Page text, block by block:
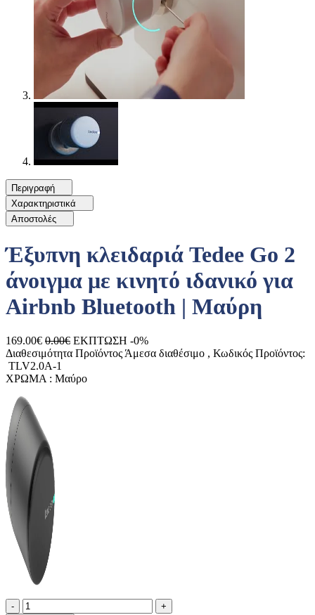
Περιγραφή
Χαρακτηριστικά
Αποστολές
Έξυπνη κλειδαριά Tedee Go 2
άνοιγμα με κινητό ιδανικό για
Airbnb Bluetooth | Μαύρη
169.00€ 0.00€ ΕΚΠΤΩΣΗ -0%
Διαθεσιμότητα Προϊόντος Άμεσα διαθέσιμο , Κωδικός Προϊόντος:
TLV2.0A-1
ΧΡΩΜΑ : Μαύρο
Ποσότητα
-product.increase.quantity +